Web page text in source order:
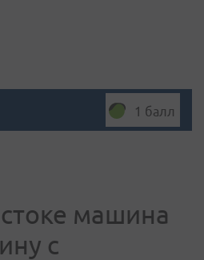
1 балл
машина
с